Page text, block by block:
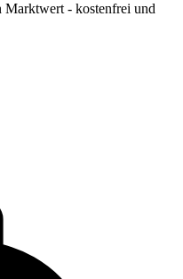
Marktwert - kostenfrei und